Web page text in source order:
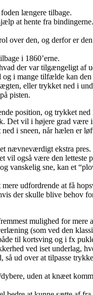
længere tilbage.
at hente fra
den, og derfor er
i 1860’erne.
der var tilgængeligt af
i mange tilfælde kan
eller trykket ned i
pisten.
position, og trykket
vil i højere grad være
i sneen, når hælen er
nævneværdigt ekstra pres.
vil også være den letteste
vanskelig sne, kan et
udfordrende at få
der skulle blive behov
mulighed for
(som ved den
til kortsving og i fx
ved iset underlag,
ud over at tilpasse
uden at knæet